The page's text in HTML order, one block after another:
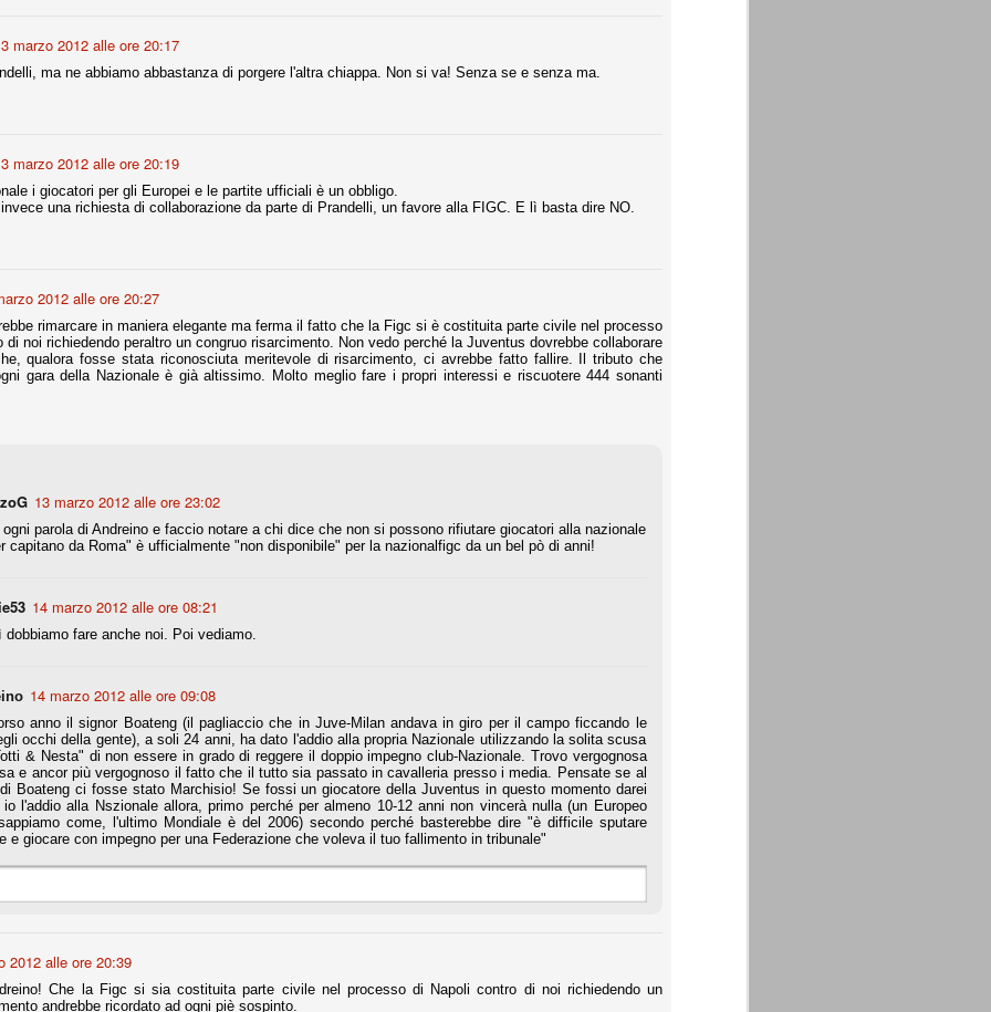
marzo 2012 alle ore 20:17
ma ne abbiamo abbastanza di porgere l'altra chiappa. Non si va! Senza se e senza ma.
marzo 2012 alle ore 20:19
i giocatori per gli Europei e le partite ufficiali è un obbligo.
una richiesta di collaborazione da parte di Prandelli, un favore alla FIGC. E lì basta dire NO.
2012 alle ore 20:27
rimarcare in maniera elegante ma ferma il fatto che la Figc si è costituita parte civile nel processo
di noi richiedendo peraltro un congruo risarcimento. Non vedo perché la Juventus dovrebbe collaborare
qualora fosse stata riconosciuta meritevole di risarcimento, ci avrebbe fatto fallire. Il tributo che
gara della Nazionale è già altissimo. Molto meglio fare i propri interessi e riscuotere 444 sonanti
13 marzo 2012 alle ore 23:02
ogni parola di Andreino e faccio notare a chi dice che non si possono rifiutare giocatori alla nazionale
capitano da Roma" è ufficialmente "non disponibile" per la nazionalfigc da un bel pò di anni!
14 marzo 2012 alle ore 08:21
dobbiamo fare anche noi. Poi vediamo.
14 marzo 2012 alle ore 09:08
anno il signor Boateng (il pagliaccio che in Juve-Milan andava in giro per il campo ficcando le
occhi della gente), a soli 24 anni, ha dato l'addio alla propria Nazionale utilizzando la solita scusa
& Nesta" di non essere in grado di reggere il doppio impegno club-Nazionale. Trovo vergognosa
e ancor più vergognoso il fatto che il tutto sia passato in cavalleria presso i media. Pensate se al
Boateng ci fosse stato Marchisio! Se fossi un giocatore della Juventus in questo momento darei
io l'addio alla Nszionale allora, primo perché per almeno 10-12 anni non vincerà nulla (un Europeo
come, l'ultimo Mondiale è del 2006) secondo perché basterebbe dire "è difficile sputare
e giocare con impegno per una Federazione che voleva il tuo fallimento in tribunale"
2012 alle ore 20:39
Che la Figc si sia costituita parte civile nel processo di Napoli contro di noi richiedendo un
andrebbe ricordato ad ogni piè sospinto.
uno fra i maggiori talenti del calcio italiano della sua generazione,
bravo nell'anticipo, bravo in marcatura, bravo nello scegliere il tempo
bravo nell'avanzare palla al piede, bravo nei colpi di testa. Bravo.
Juventus era fare mercato e farlo subito, anche al fine di
annunciate di Tevez e Pirlo, svecchiando al contempo una rosa
di Rugani, Dybala e Zaza, il gentleman agreement con il
sono tutte mosse che puntano a ringiovanire la rosa affidandosi a
per la Juventus l'epoca degli accordi di compartecipazione
la data finale, data nella quale quella forma contrattuale (con
accordo) dovrà scomparire dal calcio italiano.
gli accordi di compartecipazione ancora in essere.
atto di quanto costerà. Di certo, quei due giocatori, insieme a
parecchio. Non sul piano sportivo, ma su quello finanziario. E non
Marotta del quale una parte della tifoseria juventina sembra non
Finita un'altra stagione di trionfi, è tempo ora per la Juve di
mettersi tutto alle spalle e di organizzare il mercato per la
stagione.
estinguere definitivamente la pratica delle comproprietà. Per
poi decidere di concedere una proroga fino a giugno 2015.
Una squadra che ha saputo cambiare guida tecnica, staff,
di gioco, interpreti, mentalità in campo... riproponendosi sempre e
ai rigori).